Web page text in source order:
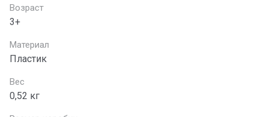
Возраст
3+
Материал
Пластик
Вес
0,52 кг